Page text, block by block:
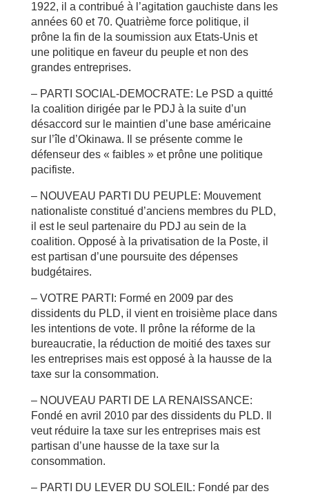
1922, il a contribué à l’agitation gauchiste dans les
années 60 et 70. Quatrième force politique, il
prône la fin de la soumission aux Etats-Unis et
une politique en faveur du peuple et non des
grandes entreprises.
– PARTI SOCIAL-DEMOCRATE: Le PSD a quitté
la coalition dirigée par le PDJ à la suite d’un
désaccord sur le maintien d’une base américaine
sur l’île d’Okinawa. Il se présente comme le
défenseur des « faibles » et prône une politique
pacifiste.
– NOUVEAU PARTI DU PEUPLE: Mouvement
nationaliste constitué d’anciens membres du PLD,
il est le seul partenaire du PDJ au sein de la
coalition. Opposé à la privatisation de la Poste, il
est partisan d’une poursuite des dépenses
budgétaires.
– VOTRE PARTI: Formé en 2009 par des
dissidents du PLD, il vient en troisième place dans
les intentions de vote. Il prône la réforme de la
bureaucratie, la réduction de moitié des taxes sur
les entreprises mais est opposé à la hausse de la
taxe sur la consommation.
– NOUVEAU PARTI DE LA RENAISSANCE:
Fondé en avril 2010 par des dissidents du PLD. Il
veut réduire la taxe sur les entreprises mais est
partisan d’une hausse de la taxe sur la
consommation.
– PARTI DU LEVER DU SOLEIL: Fondé par des